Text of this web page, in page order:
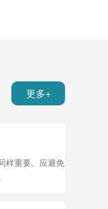
更多+
重要。应避免